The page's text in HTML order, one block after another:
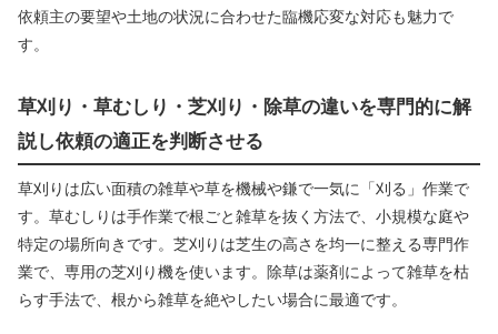
依頼主の要望や土地の状況に合わせた臨機応変な対応も魅力で
す。
草刈り・草むしり・芝刈り・除草の違いを専門的に解
説し依頼の適正を判断させる
草刈りは広い面積の雑草や草を機械や鎌で一気に「刈る」作業で
す。草むしりは手作業で根ごと雑草を抜く方法で、小規模な庭や
特定の場所向きです。芝刈りは芝生の高さを均一に整える専門作
業で、専用の芝刈り機を使います。除草は薬剤によって雑草を枯
らす手法で、根から雑草を絶やしたい場合に最適です。